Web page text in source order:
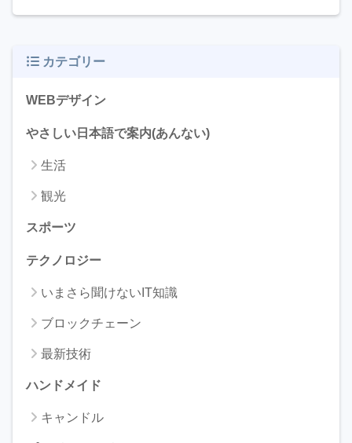
カテゴリー
WEBデザイン
やさしい日本語で案内(あんない)
生活
観光
スポーツ
テクノロジー
いまさら聞けないIT知識
ブロックチェーン
最新技術
ハンドメイド
キャンドル